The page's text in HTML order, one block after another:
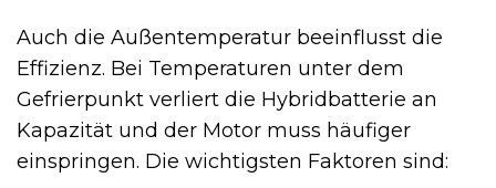
Auch die Außentemperatur beeinflusst die
Effizienz. Bei Temperaturen unter dem
Gefrierpunkt verliert die Hybridbatterie an
Kapazität und der Motor muss häufiger
einspringen. Die wichtigsten Faktoren sind: